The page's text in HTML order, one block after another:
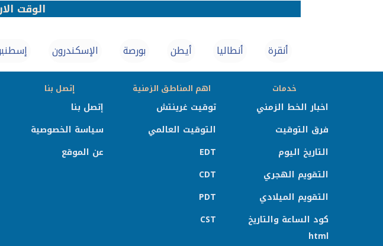
الوقت
أنقرة أنطاليا أيطن بورصة الإسكندرون
خدمات
اخبار الخط الزمني
فرق التوقيت
التاريخ اليوم
التقويم الهجري
التقويم الميلادي
كود الساعة والتاريخ
html
اهم المناطق الزمنية
توقيت غرينتش
التوقيت العالمي
EDT
CDT
PDT
CST
إتصل بنا
إتصل بنا
سياسة الخصوصية
عن الموقع